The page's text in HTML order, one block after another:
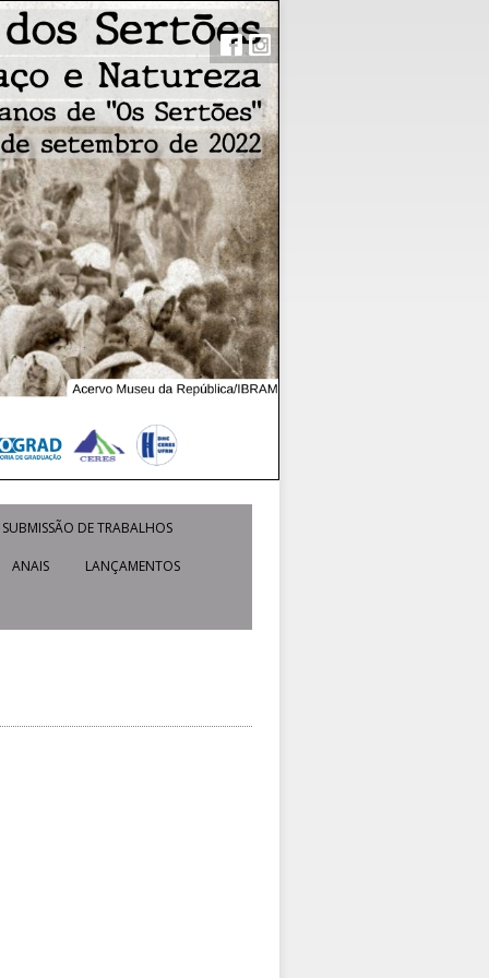
SUBMISSÃO DE TRABALHOS
ANAIS LANÇAMENTOS